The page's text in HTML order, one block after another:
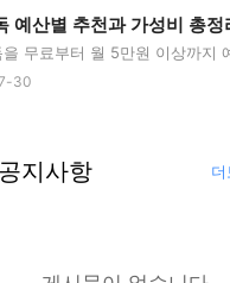
예산별 추천과 가성비 총정
무료부터 월 5만원 이상까지
30
공지사항 더